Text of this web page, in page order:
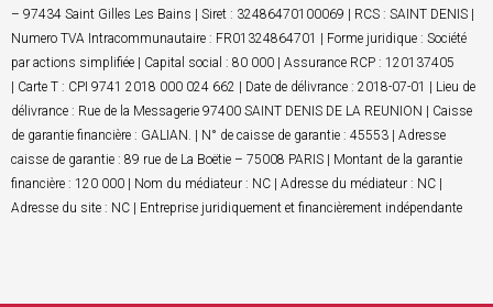
– 97434 Saint Gilles Les Bains | Siret : 32486470100069 | RCS : SAINT DENIS |
Numero TVA Intracommunautaire : FR01324864701 | Forme juridique : Société
par actions simplifiée | Capital social : 80 000 | Assurance RCP : 120137405
| Carte T : CPI 9741 2018 000 024 662 | Date de délivrance : 2018-07-01 | Lieu de
délivrance : Rue de la Messagerie 97400 SAINT DENIS DE LA REUNION | Caisse
de garantie financière : GALIAN. | N° de caisse de garantie : 45553 | Adresse
caisse de garantie : 89 rue de La Boëtie – 75008 PARIS | Montant de la garantie
financière : 120 000 | Nom du médiateur : NC | Adresse du médiateur : NC |
Adresse du site : NC | Entreprise juridiquement et financièrement indépendante